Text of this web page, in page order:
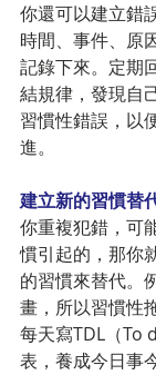
你還可以建立錯
時間、事件、原
記錄下來。定期
結規律，發現自
習慣性錯誤，以
進。
建立新的習慣替
你重複犯錯，可
慣引起的，那你
的習慣來替代。
畫，所以習慣性
每天寫TDL（To
表，養成今日事